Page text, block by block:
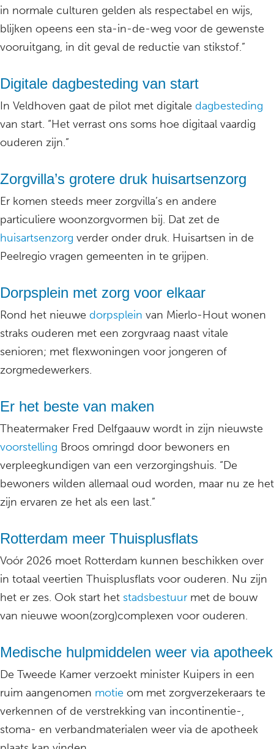
in normale culturen gelden als respectabel en wijs,
blijken opeens een sta-in-de-weg voor de gewenste
vooruitgang, in dit geval de reductie van stikstof.”
Digitale dagbesteding van start
In Veldhoven gaat de pilot met digitale dagbesteding
van start. “Het verrast ons soms hoe digitaal vaardig
ouderen zijn.”
Zorgvilla’s grotere druk huisartsenzorg
Er komen steeds meer zorgvilla’s en andere
particuliere woonzorgvormen bij. Dat zet de
huisartsenzorg verder onder druk. Huisartsen in de
Peelregio vragen gemeenten in te grijpen.
Dorpsplein met zorg voor elkaar
Rond het nieuwe dorpsplein van Mierlo-Hout wonen
straks ouderen met een zorgvraag naast vitale
senioren; met flexwoningen voor jongeren of
zorgmedewerkers.
Er het beste van maken
Theatermaker Fred Delfgaauw wordt in zijn nieuwste
voorstelling Broos omringd door bewoners en
verpleegkundigen van een verzorgingshuis. “De
bewoners wilden allemaal oud worden, maar nu ze het
zijn ervaren ze het als een last.”
Rotterdam meer Thuisplusflats
Voór 2026 moet Rotterdam kunnen beschikken over
in totaal veertien Thuisplusflats voor ouderen. Nu zijn
het er zes. Ook start het stadsbestuur met de bouw
van nieuwe woon(zorg)complexen voor ouderen.
Medische hulpmiddelen weer via apotheek
De Tweede Kamer verzoekt minister Kuipers in een
ruim aangenomen motie om met zorgverzekeraars te
verkennen of de verstrekking van incontinentie-,
stoma- en verbandmaterialen weer via de apotheek